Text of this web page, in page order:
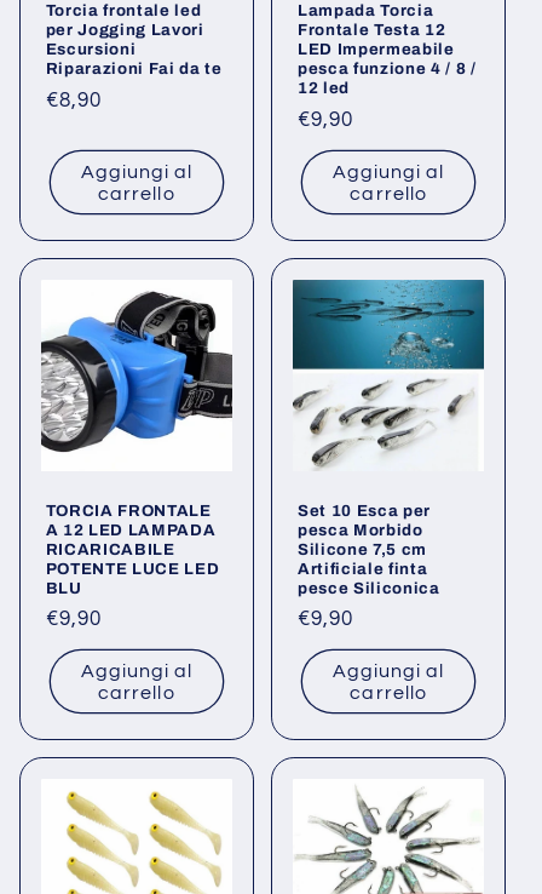
Torcia frontale led
per Jogging Lavori
Escursioni
Riparazioni Fai da te
Prezzo
listino
€8,90
Aggiungi al
carrello
Lampada Torcia
Frontale Testa 12
LED Impermeabile
pesca funzione 4 / 8 /
12 led
Prezzo
listino
€9,90
Aggiungi al
carrello
TORCIA FRONTALE
A 12 LED LAMPADA
RICARICABILE
POTENTE LUCE LED
BLU
Prezzo
listino
€9,90
Aggiungi al
carrello
Set 10 Esca per
pesca Morbido
Silicone 7,5 cm
Artificiale finta
pesce Siliconica
Prezzo
di
listino
€9,90
Aggiungi al
carrello